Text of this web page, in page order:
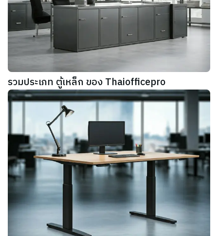
รวมประเภท ตู้เหล็ก ของ Thaiofficepro